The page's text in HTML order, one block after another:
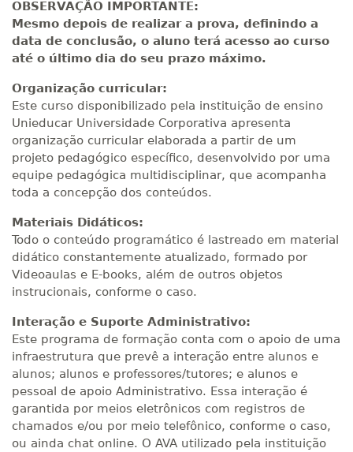
OBSERVAÇÃO IMPORTANTE:
Mesmo depois de realizar a prova, definindo a
data de conclusão, o aluno terá acesso ao curso
até o último dia do seu prazo máximo.
Organização curricular:
Este curso disponibilizado pela instituição de ensino
Unieducar Universidade Corporativa apresenta
organização curricular elaborada a partir de um
projeto pedagógico específico, desenvolvido por uma
equipe pedagógica multidisciplinar, que acompanha
toda a concepção dos conteúdos.
Materiais Didáticos:
Todo o conteúdo programático é lastreado em material
didático constantemente atualizado, formado por
Videoaulas e E-books, além de outros objetos
instrucionais, conforme o caso.
Interação e Suporte Administrativo:
Este programa de formação conta com o apoio de uma
infraestrutura que prevê a interação entre alunos e
alunos; alunos e professores/tutores; e alunos e
pessoal de apoio Administrativo. Essa interação é
garantida por meios eletrônicos com registros de
chamados e/ou por meio telefônico, conforme o caso,
ou ainda chat online. O AVA utilizado pela instituição